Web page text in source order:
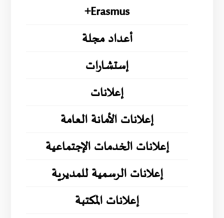
Erasmus+
أعداد مجلة
إستشارات
إعلانات
إعلانات الأمانة العامة
إعلانات الخدمات الإجتماعية
إعلانات الرسمية للمديرية
إعلانات المكتبة